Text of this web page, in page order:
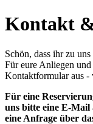
Kontakt
Schön, dass ihr zu
Für eure Anliegen
Kontaktformular aus -
Für eine
uns bitte eine E-Mail
eine Anfrage über